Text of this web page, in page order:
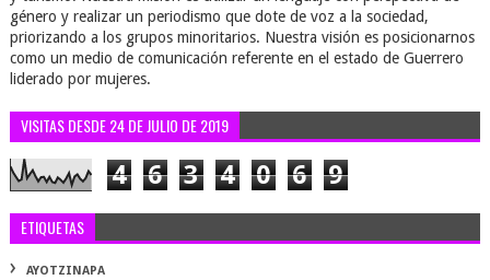
género y realizar un periodismo que dote de voz a la sociedad,
priorizando a los grupos minoritarios. Nuestra visión es posicionarnos
como un medio de comunicación referente en el estado de Guerrero
liderado por mujeres.
VISITAS DESDE 24 DE JULIO DE 2019
4 6 3 4 0 6 9
ETIQUETAS
AYOTZINAPA